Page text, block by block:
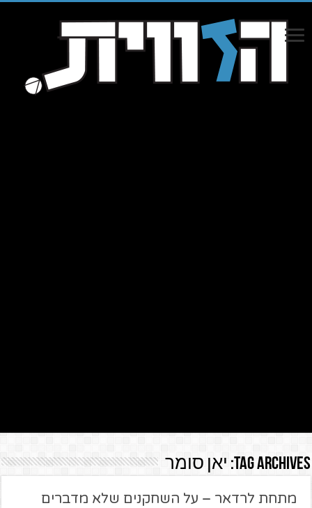
Tag Archives: יאן סומר
מתחת לרדאר – על השחקנים שלא מדברים